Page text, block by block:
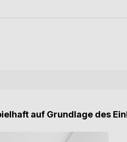
auf Grundlage des